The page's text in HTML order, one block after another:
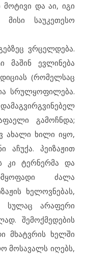
და აი, იგი
მისი საუკეთესო
ვრცელდება.
მაშინ ევლინება
(რომელსაც
სრულყოფილება.
გამოჩნდა;
ახალი ხილი იყო,
აჩუქა. პეიზაჟით
ტერნერმა და
ძალა
ხელოვნებას,
სულაც არაფერი
შემოქმედების
მხატვრის ხელში
მოსავალს იღებს,